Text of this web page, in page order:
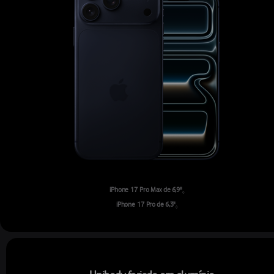
iPhone 17 Pro Max de 6,9"◊
iPhone 17 Pro de 6,3"◊